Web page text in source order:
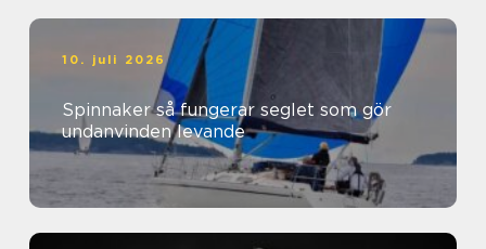
10. juli 2026
Spinnaker så fungerar seglet som gör
undanvinden levande